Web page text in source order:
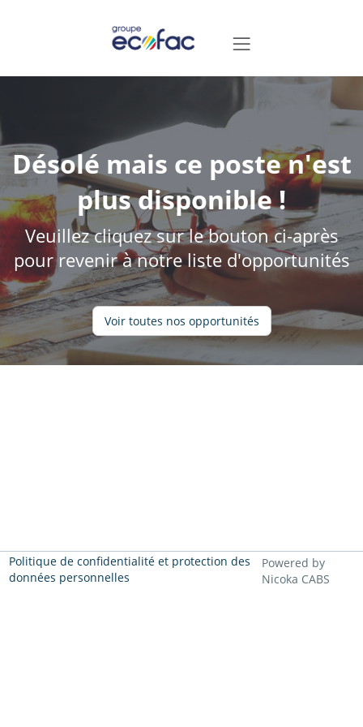
Désolé mais ce poste n'est
plus disponible !
Veuillez cliquez sur le bouton ci-après
pour revenir à notre liste d'opportunités
Voir toutes nos opportunités
Politique de confidentialité et protection des
données personnelles
Powered by
Nicoka CABS